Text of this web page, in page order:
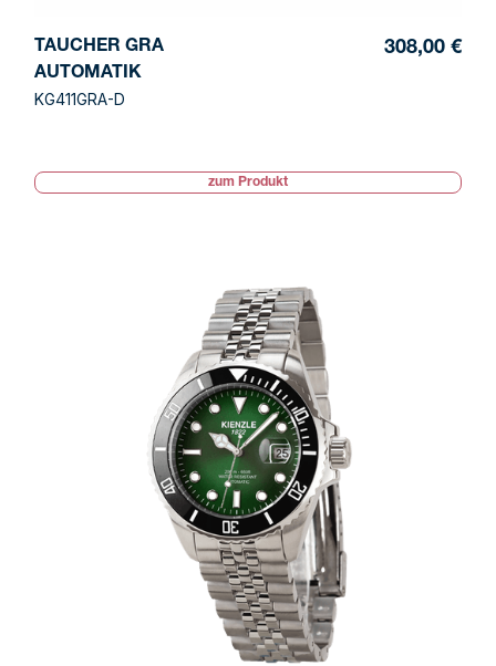
TAUCHER GRA
AUTOMATIK
KG411GRA-D
308,00 €
zum Produkt